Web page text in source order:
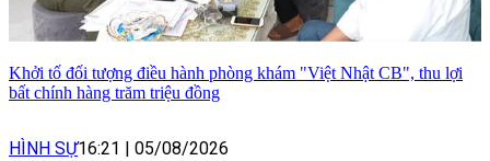
Khởi tố đối tượng điều hành phòng khám "Việt Nhật CB", thu lợi
bất chính hàng trăm triệu đồng
HÌNH SỰ16:21 05/08/2026